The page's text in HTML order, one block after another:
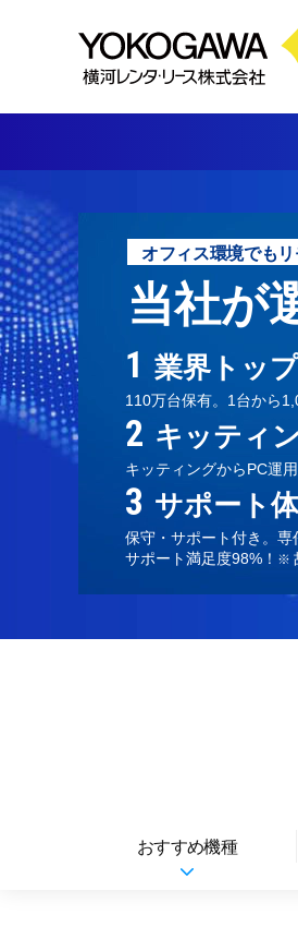
オフィス環境でも
当社が
業界トッ
110万台保有。1台から
キッティ
キッティングからPC運
サポート
保守・サポート付き。専
サポート満足度98%！ ※
おすすめ機種